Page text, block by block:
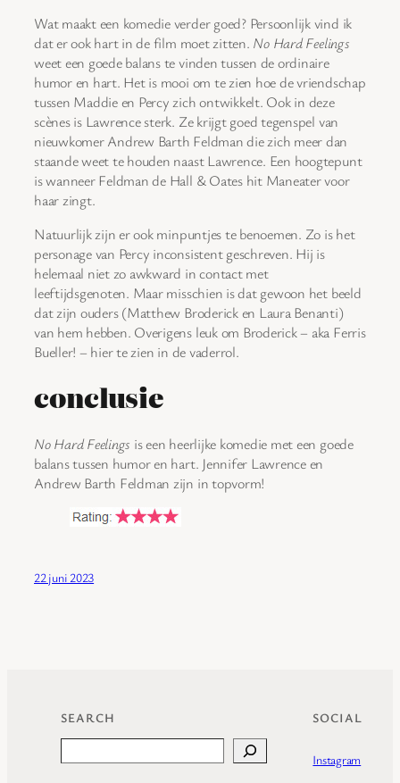
Wat maakt een komedie verder goed? Persoonlijk vind ik
dat er ook hart in de film moet zitten. No Hard Feelings
weet een goede balans te vinden tussen de ordinaire
humor en hart. Het is mooi om te zien hoe de vriendschap
tussen Maddie en Percy zich ontwikkelt. Ook in deze
scènes is Lawrence sterk. Ze krijgt goed tegenspel van
nieuwkomer Andrew Barth Feldman die zich meer dan
staande weet te houden naast Lawrence. Een hoogtepunt
is wanneer Feldman de Hall & Oates hit Maneater voor
haar zingt.
Natuurlijk zijn er ook minpuntjes te benoemen. Zo is het
personage van Percy inconsistent geschreven. Hij is
helemaal niet zo awkward in contact met
leeftijdsgenoten. Maar misschien is dat gewoon het beeld
dat zijn ouders (Matthew Broderick en Laura Benanti)
van hem hebben. Overigens leuk om Broderick – aka Ferris
Bueller! – hier te zien in de vaderrol.
conclusie
No Hard Feelings is een heerlijke komedie met een goede
balans tussen humor en hart. Jennifer Lawrence en
Andrew Barth Feldman zijn in topvorm!
22 juni 2023
SEARCH SOCIAL
Instagram